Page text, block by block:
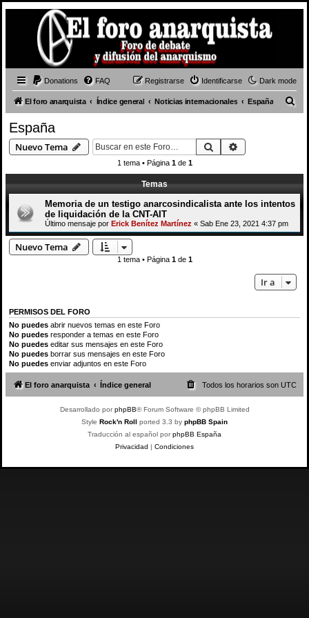
Dark mode
Donations FAQ Identificarse
Registrarse
El foro anarquista Índice general Noticias internacionales España
r
España
Nuevo Tema Buscar
1 tema • Página 1de 1
Temas
Memoria de un testigo anarcosindicalista ante los intentos
de liquidación de la CNT-AIT
Último mensaje por Erick Benítez Martínez « Sab Ene 23, 2021 4:37 pm
Nuevo Tema
1 tema • Página 1de 1
Ir a
PERMISOS DEL FORO
No puedes abrir nuevos temas en este Foro
No puedes responder a temas en este Foro
No puedes editar sus mensajes en este Foro
No puedes borrar sus mensajes en este Foro
No puedes enviar adjuntos en este Foro
El foro anarquista Índice general Todos los horarios son UTC
Desarrollado porphpBB® Forum Software © phpBB Limited
Style Rock'n Roll ported 3.3 by phpBB Spain
Traducción al español porphpBB España
Privacidad | Condiciones